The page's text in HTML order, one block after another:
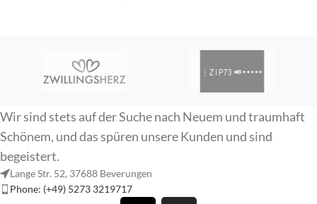
Wir sind stets auf der Suche nach Neuem und traumhaft
Schönem, und das spüren unsere Kunden und sind
begeistert.
Lange Str. 52, 37688 Beverungen
Phone: (+49) 5273 3219717